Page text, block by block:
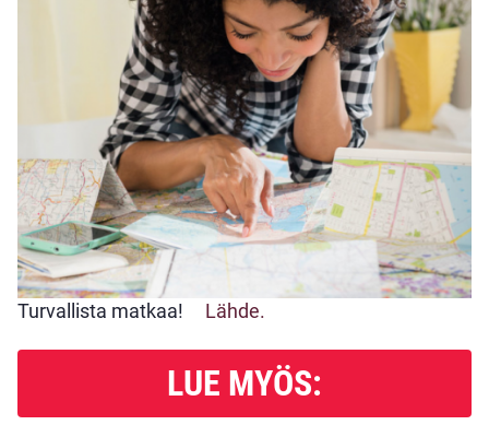
Turvallista matkaa! Lähde.
LUE MYÖS: